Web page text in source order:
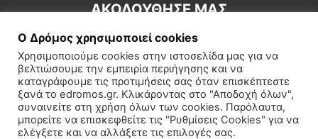
ΑΚΟΛΟΥΘΗΣΕ ΜΑΣ
Εγγραφή συνδρομητή Πολιτική Διεθνή Κοινωνία
Ο Δρόμος χρησιμοποιεί cookies
Χρησιμοποιούμε cookies στην ιστοσελίδα μας για να
βελτιώσουμε την εμπειρία περιήγησης και να
καταγράφουμε τις προτιμήσεις σας όταν επισκέπτεστε
ξανά το edromos.gr. Κλικάροντας στο "Αποδοχή όλων",
συναινείτε στη χρήση όλων των cookies. Παρόλαυτα,
μπορείτε να επισκεφθείτε τις "Ρυθμίσεις Cookies" για να
ελέγξετε και να αλλάξετε τις επιλογές σας.